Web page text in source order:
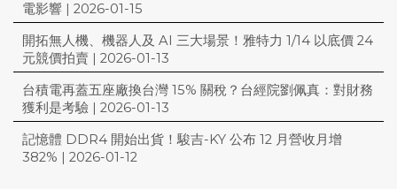
電影響 | 2026-01-15
開拓無人機、機器人及 AI 三大場景！雅特力 1/14 以底價 24
元競價拍賣 | 2026-01-13
台積電再蓋五座廠換台灣 15% 關稅？台經院劉佩真：對財務
獲利是考驗 | 2026-01-13
記憶體 DDR4 開始出貨！駿吉-KY 公布 12 月營收月增
382% | 2026-01-12